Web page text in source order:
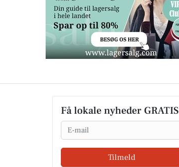
Få lokale nyheder GRATIS
Email
Tilmeld